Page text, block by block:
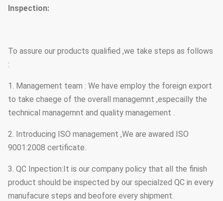
Inspection:
To assure our products qualified ,we take steps as follows
:
1. Management team : We have employ the foreign export
to take chaege of the overall managemnt ,especailly the
technical managemnt and quality management .
2. Introducing ISO management ,We are awared ISO
9001:2008 certificate.
3. QC Inpection:It is our company policy that all the finish
product should be inspected by our specialzed QC in every
manufacure steps and beofore every shipment.